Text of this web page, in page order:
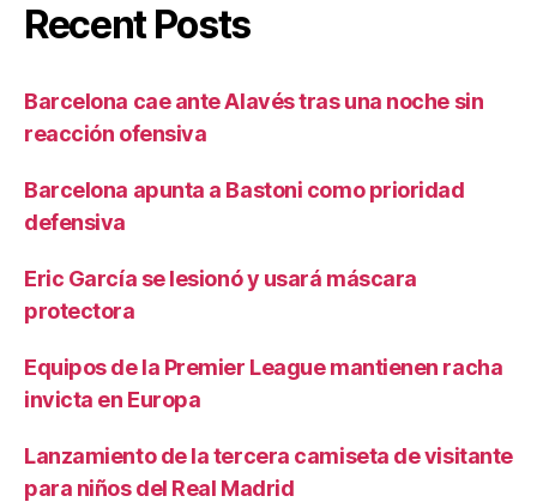
Recent Posts
Barcelona cae ante Alavés tras una noche sin
reacción ofensiva
Barcelona apunta a Bastoni como prioridad
defensiva
Eric García se lesionó y usará máscara
protectora
Equipos de la Premier League mantienen racha
invicta en Europa
Lanzamiento de la tercera camiseta de visitante
para niños del Real Madrid